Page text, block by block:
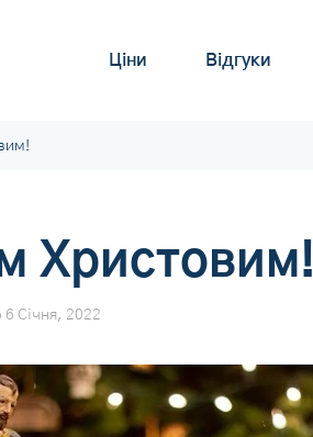
Ціни Відгуки
Христовим!
6 Січня, 2022